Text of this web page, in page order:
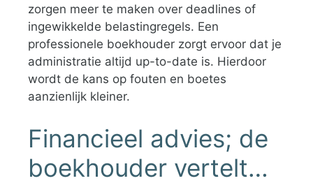
zorgen meer te maken over deadlines of
ingewikkelde belastingregels. Een
professionele boekhouder zorgt ervoor dat je
administratie altijd up-to-date is. Hierdoor
wordt de kans op fouten en boetes
aanzienlijk kleiner.
Financieel advies; de
boekhouder vertelt…